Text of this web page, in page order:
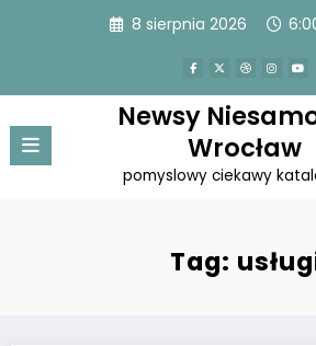
8 sierpnia 2026
Newsy
Wrocław
pomyslowy ciekawy
Tag: